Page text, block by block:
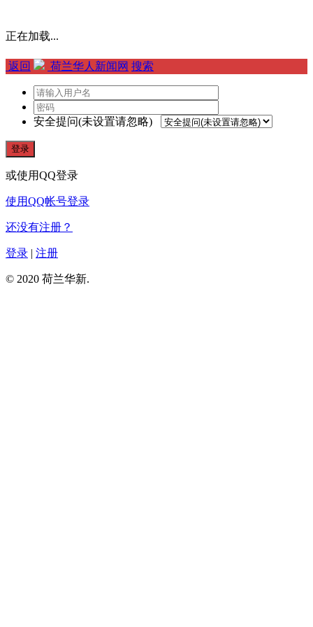
正在加载...
返回 荷兰华人新闻网 搜索
安全提问(未设置请忽略)
登录
或使用QQ登录
使用QQ帐号登录
还没有注册？
登录 | 注册
© 2020 荷兰华新.